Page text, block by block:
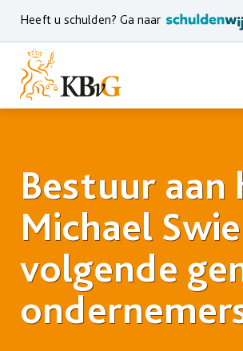
Heeft u schulden? Ga naar
Bestuur
Michael
volgende